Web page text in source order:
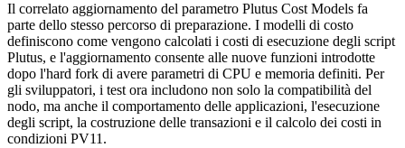
Il correlato aggiornamento del parametro Plutus Cost Models fa
parte dello stesso percorso di preparazione. I modelli di costo
definiscono come vengono calcolati i costi di esecuzione degli script
Plutus, e l'aggiornamento consente alle nuove funzioni introdotte
dopo l'hard fork di avere parametri di CPU e memoria definiti. Per
gli sviluppatori, i test ora includono non solo la compatibilità del
nodo, ma anche il comportamento delle applicazioni, l'esecuzione
degli script, la costruzione delle transazioni e il calcolo dei costi in
condizioni PV11.